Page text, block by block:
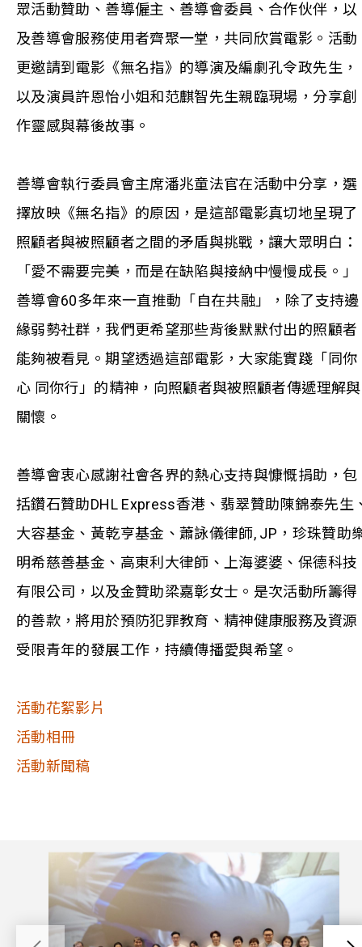
眾活動贊助、善導僱主、善導會委員、合作伙伴，以
及善導會服務使用者齊聚一堂，共同欣賞電影。活動
更邀請到電影《無名指》的導演及編劇孔令政先生，
以及演員許恩怡小姐和范麒智先生親臨現場，分享創
作靈感與幕後故事。
善導會執行委員會主席潘兆童法官在活動中分享，選
擇放映《無名指》的原因，是這部電影真切地呈現了
照顧者與被照顧者之間的矛盾與挑戰，讓大眾明白：
「愛不需要完美，而是在缺陷與接納中慢慢成長。」
善導會60多年來一直推動「自在共融」，除了支持邊
緣弱勢社群，我們更希望那些背後默默付出的照顧者
能夠被看見。期望透過這部電影，大家能實踐「同你
心 同你行」的精神，向照顧者與被照顧者傳遞理解與
關懷。
善導會衷心感謝社會各界的熱心支持與慷慨捐助，包
括鑽石贊助DHL Express香港、翡翠贊助陳錦泰先生
大容基金、黃乾亨基金、蕭詠儀律師, JP，珍珠贊助
明希慈善基金、高東利大律師、上海婆婆、保德科技
有限公司，以及金贊助梁嘉彰女士。是次活動所籌得
的善款，將用於預防犯罪教育、精神健康服務及資源
受限青年的發展工作，持續傳播愛與希望。
活動花絮影片
活動相冊
活動新聞稿